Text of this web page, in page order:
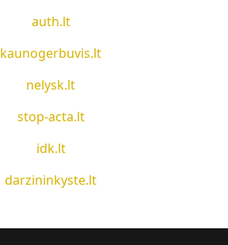
auth.lt
kaunogerbuvis.lt
nelysk.lt
stop-acta.lt
idk.lt
darzininkyste.lt